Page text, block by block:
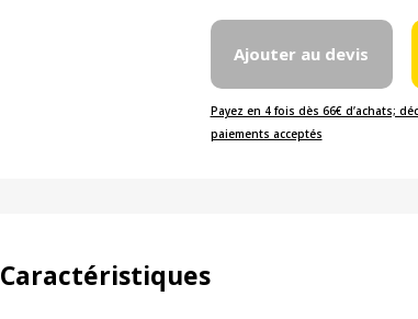
Ajouter au devis
Payez en 4 fois dès 66€ d’achats;
paiements acceptés
Caractéristiques